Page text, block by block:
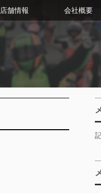
店舗情報 会社概要